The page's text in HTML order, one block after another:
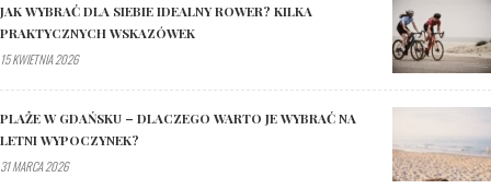
JAK WYBRAĆ DLA SIEBIE IDEALNY ROWER? KILKA
PRAKTYCZNYCH WSKAZÓWEK
15 KWIETNIA 2026
PLAŻE W GDAŃSKU – DLACZEGO WARTO JE WYBRAĆ NA
LETNI WYPOCZYNEK?
31 MARCA 2026